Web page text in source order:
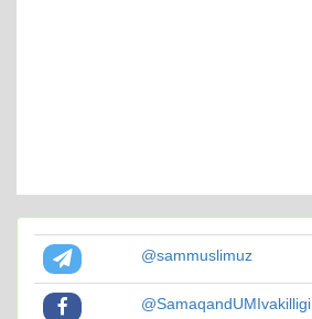
@sammuslimuz
@SamaqandUMIvakilligi